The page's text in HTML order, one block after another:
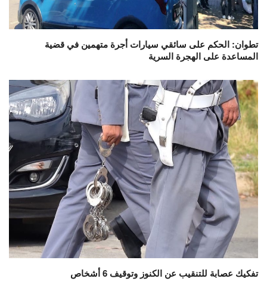
تطوان: الحكم على سائقي سيارات أجرة متهمين في قضية
المساعدة على الهجرة السرية
تفكيك عصابة للتنقيب عن الكنوز وتوقيف 6 أشخاص